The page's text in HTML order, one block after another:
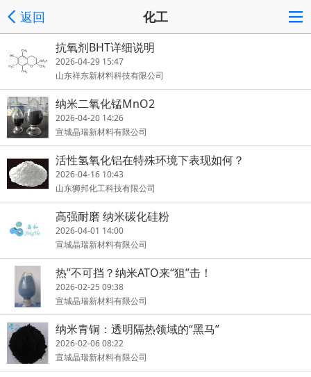
返回 化工
抗氧剂BHT详细说明
2026-04-29 15:47
山东祥东新材料科技有限公司
纳米二氧化锰MnO2
2026-04-20 14:26
宣城晶瑞新材料有限公司
活性氢氧化铝在特殊环境下表现如何？
2026-04-16 10:43
山东狮邦化工科技有限公司
高强耐磨 纳米碳化硅粉
2026-04-01 14:00
宣城晶瑞新材料有限公司
热”不可挡？纳米ATO来“狙”击！
2026-02-25 09:38
宣城晶瑞新材料有限公司
纳米青铜：透明隔热领域的“黑马”
2026-02-06 08:22
宣城晶瑞新材料有限公司